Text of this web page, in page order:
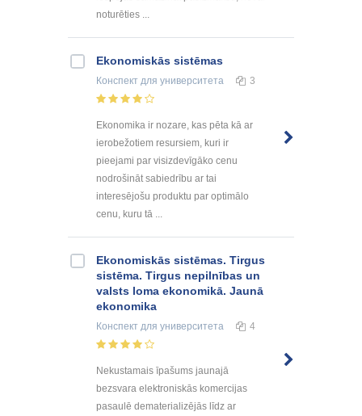
noturēties ...
Ekonomiskās sistēmas
Конспект для университета 3
Ekonomika ir nozare, kas pēta kā ar
ierobežotiem resursiem, kuri ir
pieejami par visizdevīgāko cenu
nodrošināt sabiedrību ar tai
interesējošu produktu par optimālo
cenu, kuru tā ...
Ekonomiskās sistēmas. Tirgus
sistēma. Tirgus nepilnības un
valsts loma ekonomikā. Jaunā
ekonomika
Конспект для университета 4
Nekustamais īpašums jaunajā
bezsvara elektroniskās komercijas
pasaulē dematerializējās līdz ar